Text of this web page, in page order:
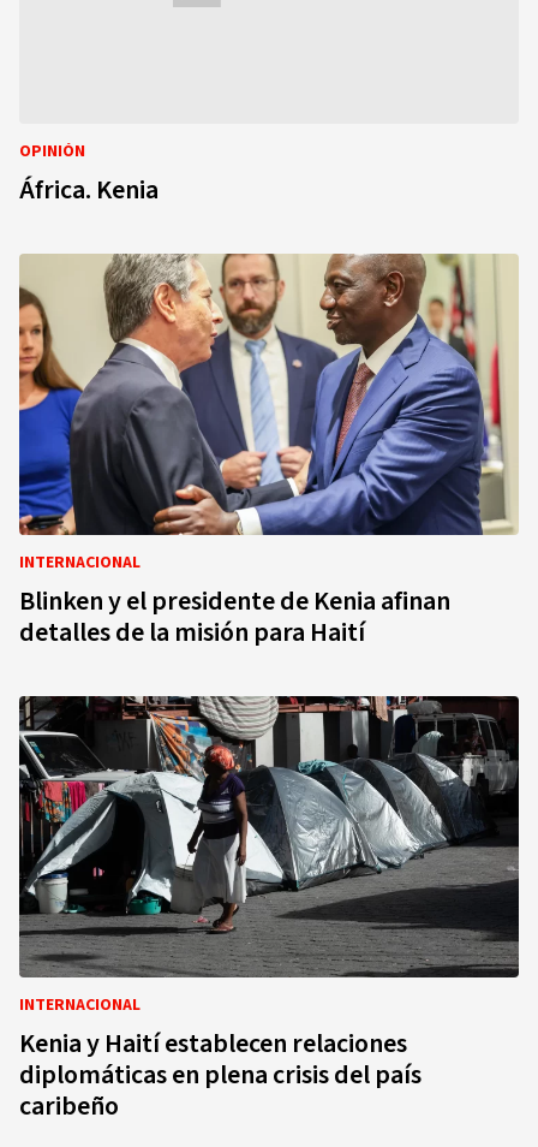
OPINIÓN
África. Kenia
INTERNACIONAL
Blinken y el presidente de Kenia afinan
detalles de la misión para Haití
INTERNACIONAL
Kenia y Haití establecen relaciones
diplomáticas en plena crisis del país
caribeño